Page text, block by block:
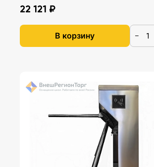
22 121 ₽
В корзину −